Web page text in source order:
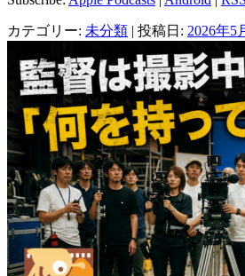
ー
カテゴリー: 未分類 | 投稿日: 2026年5